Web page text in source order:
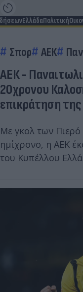
ΕλλάδαΠολιτική
Σπορ ΑΕΚ
ΑΕΚ -
20χρονου
επικράτηση
Με γκολ των
ημίχρονο, η ΑΕΚ
του Κυπέλλου